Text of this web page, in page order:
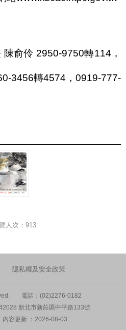
陳俞伶 2950-9750轉114 ，
3456轉4574 ，0919-777-
人次：913
隱私權及安全政策
電話：(02)2276-0182
新北市新莊區中平路133號
內容更新 ：2026-08-03